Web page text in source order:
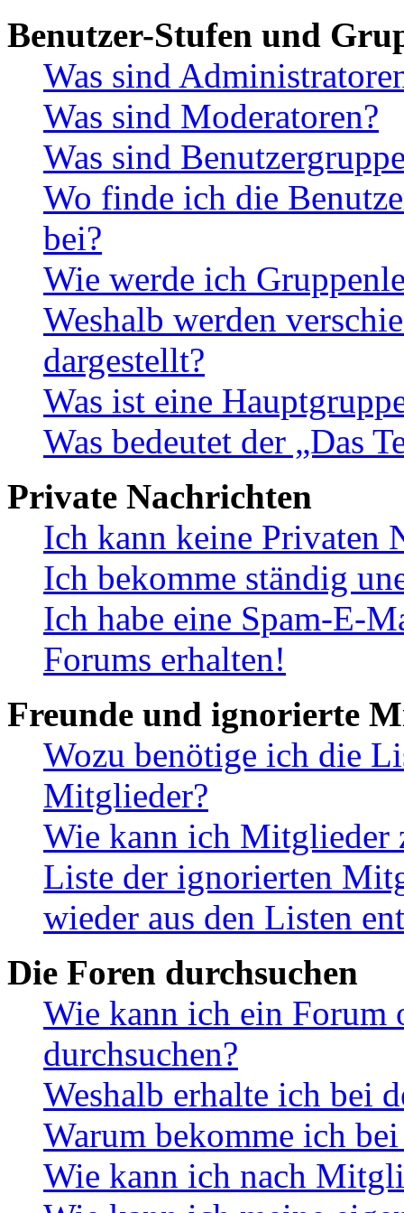
Benutzer-Stufen und
Was sind
Was sind Moderatoren?
Was sind
Wo finde ich die
bei?
Wie werde ich
Weshalb werden
dargestellt?
Was ist eine
Was bedeutet der „Das
Private Nachrichten
Ich kann keine Privaten
Ich bekomme ständig
Ich habe eine Spam-E-
Forums erhalten!
Freunde und ignorierte
Wozu benötige ich die
Mitglieder?
Wie kann ich Mitglieder
Liste der ignorierten
wieder aus den Listen
Die Foren durchsuchen
Wie kann ich ein Forum
durchsuchen?
Weshalb erhalte ich bei
Warum bekomme ich
Wie kann ich nach